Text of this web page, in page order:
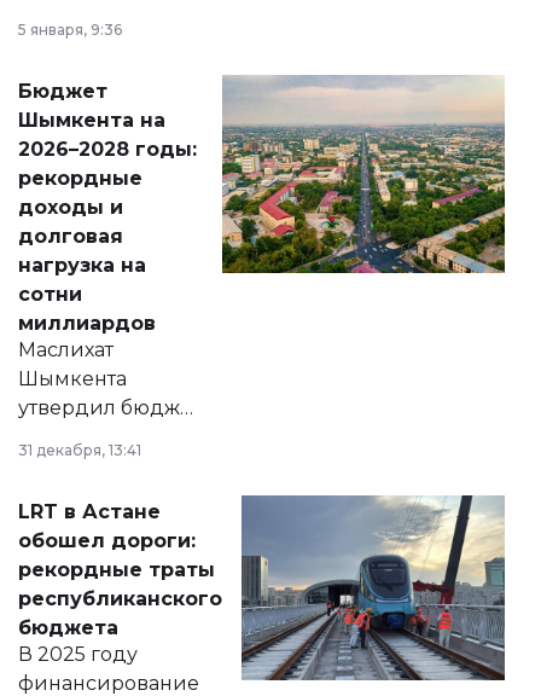
принести
народу
Венесуэлы.
5 января, 9:36
Бюджет
Шымкента на
2026–2028 годы:
рекордные
доходы и
долговая
нагрузка на
сотни
миллиардов
Маслихат
Шымкента
утвердил бюджет
города на 2026–
2028 годы.
документ
появился в базе
нормативных
правовых актов и
на сайте маслихат
города.
31 декабря, 13:41
LRT в Астане
обошел дороги:
рекордные траты
республиканского
бюджета
В 2025 году
финансирование